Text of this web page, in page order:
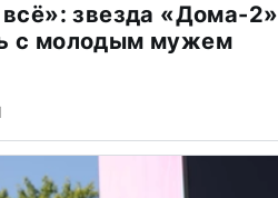
звезда «Дома-2»
с молодым мужем